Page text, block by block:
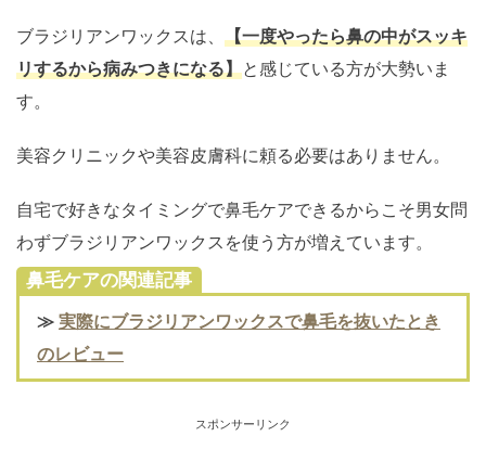
ブラジリアンワックスは、 【一度やったら鼻の中がスッキ
リするから病みつきになる】と感じている方が大勢いま
す。
美容クリニックや美容皮膚科に頼る必要はありません。
自宅で好きなタイミングで鼻毛ケアできるからこそ男女問
わずブラジリアンワックスを使う方が増えています。
鼻毛ケアの関連記事
≫ 実際にブラジリアンワックスで鼻毛を抜いたとき
のレビュー
スポンサーリンク